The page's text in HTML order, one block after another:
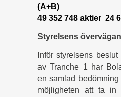
49 352 748 aktier 24
Styrelsens
Inför styrelsens
av Tranche 1 har
en samlad
möjligheten att ta in